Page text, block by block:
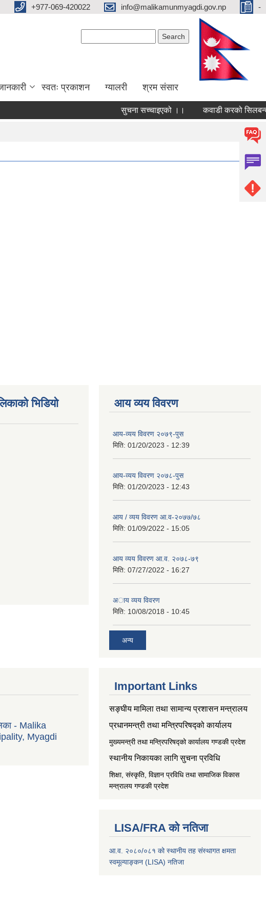
+977-069-420022 info@malikamunmyagdi.gov.np -
स्वतः प्रकाशन ग्यालरी श्रम संसार
सुचना सच्चाइएको ।। कवाडी करको
भिडियो
आय व्यय विवरण
आय-व्यय विवरण २०७९-पुस
मिति: 01/20/2023 - 12:39
आय-व्यय विवरण २०७८-पुस
मिति: 01/20/2023 - 12:43
आय / व्यय विवरण आ.व-२०७७/७८
मिति: 01/09/2022 - 15:05
आय व्यय विवरण आ.व. २०७८-७९
मिति: 07/27/2022 - 16:27
अाय व्यय विवरण
मिति: 10/08/2018 - 10:45
अन्य
- Malika
Myagdi
Important Links
सङ्‍घीय मामिला तथा सामान्य प्रशासन मन्त्रालय
प्रधानमन्त्री तथा मन्त्रिपरिषद्को कार्यालय
मुख्यमन्त्री तथा मन्त्रिपरिषद्को कार्यालय गण्डकी प्रदेश
स्थानीय निकायका लागि सुचना प्रविधि
शिक्षा, संस्कृति, विज्ञान प्रविधि तथा सामाजिक विकास
मन्त्रालय गण्डकी प्रदेश
LISA/FRA को नतिजा
आ.व. २०८०/०८१ को स्थानीय तह संस्थागत क्षमता
स्वमूल्याङ्कन (LISA) नतिजा